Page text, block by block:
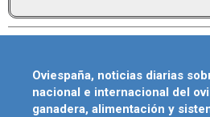
Oviespaña, noticias diarias
nacional e internacional del
ganadera, alimentación y